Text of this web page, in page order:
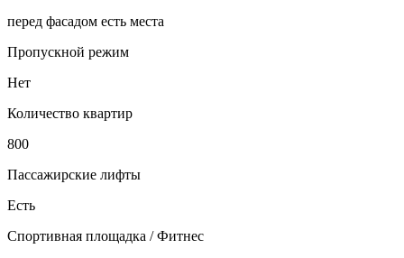
перед фасадом есть места
Пропускной режим
Нет
Количество квартир
800
Пассажирские лифты
Есть
Спортивная площадка / Фитнес